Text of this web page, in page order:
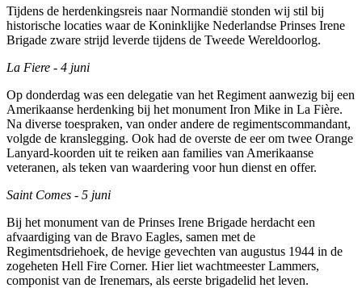
Tijdens de herdenkingsreis naar Normandië stonden wij stil bij
historische locaties waar de Koninklijke Nederlandse Prinses Irene
Brigade zware strijd leverde tijdens de Tweede Wereldoorlog.
La Fiere - 4 juni
Op donderdag was een delegatie van het Regiment aanwezig bij een
Amerikaanse herdenking bij het monument Iron Mike in La Fière.
Na diverse toespraken, van onder andere de regimentscommandant,
volgde de kranslegging. Ook had de overste de eer om twee Orange
Lanyard-koorden uit te reiken aan families van Amerikaanse
veteranen, als teken van waardering voor hun dienst en offer.
Saint Comes - 5 juni
Bij het monument van de Prinses Irene Brigade herdacht een
afvaardiging van de Bravo Eagles, samen met de
Regimentsdriehoek, de hevige gevechten van augustus 1944 in de
zogeheten Hell Fire Corner. Hier liet wachtmeester Lammers,
componist van de Irenemars, als eerste brigadelid het leven.